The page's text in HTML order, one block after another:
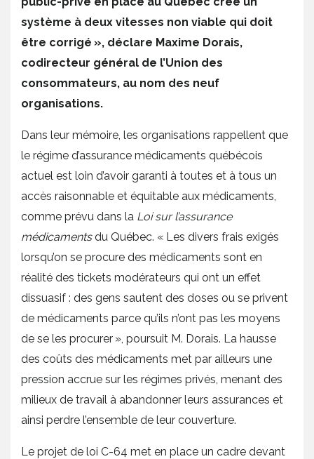
système à deux vitesses non viable qui doit
être corrigé », déclare Maxime Dorais,
codirecteur général de l’Union des
consommateurs, au nom des neuf
organisations.
Dans leur mémoire, les organisations rappellent que
le régime d’assurance médicaments québécois
actuel est loin d’avoir garanti à toutes et à tous un
accès raisonnable et équitable aux médicaments,
comme prévu dans la Loi sur l’assurance
médicamentsdu Québec. « Les divers frais exigés
lorsqu’on se procure des médicaments sont en
réalité des tickets modérateurs qui ont un effet
dissuasif : des gens sautent des doses ou se privent
de médicaments parce qu’ils n’ont pas les moyens
de se les procurer », poursuit M. Dorais. La hausse
des coûts des médicaments met par ailleurs une
pression accrue sur les régimes privés, menant des
milieux de travail à abandonner leurs assurances et
ainsi perdre l’ensemble de leur couverture.
Le projet de loi C-64 met en place un cadre devant